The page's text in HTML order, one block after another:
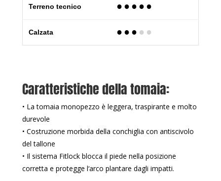
Terreno tecnico ●●●●●
Calzata ●●● ● ●
Caratteristiche della tomaia:
• La tomaia monopezzo è leggera, traspirante e molto
durevole
• Costruzione morbida della conchiglia con antiscivolo
del tallone
• Il sistema Fitlock blocca il piede nella posizione
corretta e protegge l‘arco plantare dagli impatti.